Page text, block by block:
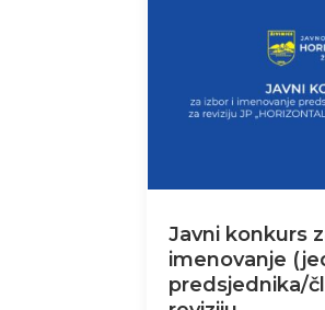
Javni konkurs
imenovanje
predsjednika/